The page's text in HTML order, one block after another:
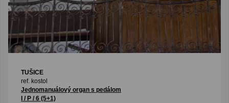
TUŠICE
ref. kostol
Jednomanuálový organ s pedálom
I / P / 6 (5+1)